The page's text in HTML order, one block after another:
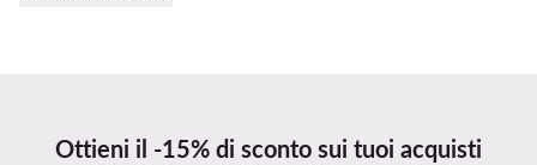
Ottieni il -15% di sconto sui tuoi acquisti